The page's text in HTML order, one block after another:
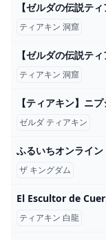
ティアキン 洞窟
ティアキン 洞窟
ゼルダ ティアキン
ザ キングダム
El Escultor de
ティアキン 白龍